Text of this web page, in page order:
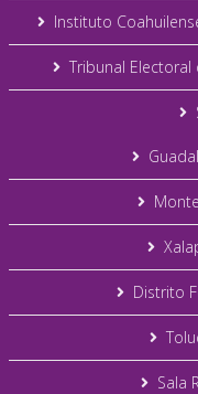
Instituto
Tribunal Electoral
Distrito
Sala